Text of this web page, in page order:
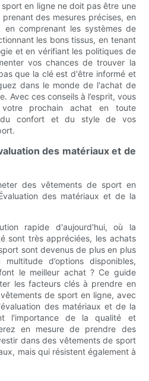
en ligne ne doit pas être une
des mesures précises, en
comprenant les systèmes de
les bons tissus, en tenant
et en vérifiant les politiques de
vos chances de trouver la
que la clé est d'être informé et
dans le monde de l'achat de
Avec ces conseils à l’esprit, vous
prochain achat en toute
confort et du style de vos
des matériaux et de
des vêtements de sport en
des matériaux et de la
rapide d'aujourd'hui, où la
sont très appréciées, les achats
sont devenus de plus en plus
d’options disponibles,
font le meilleur achat ? Ce guide
les facteurs clés à prendre en
de sport en ligne, avec
des matériaux et de la
l'importance de la qualité et
en mesure de prendre des
dans des vêtements de sport
mais qui résistent également à